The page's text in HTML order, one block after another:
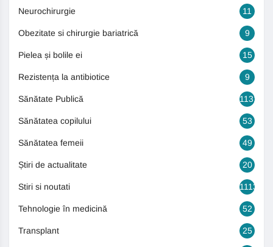
Neurochirurgie 11
Obezitate si chirurgie bariatrică 9
Pielea și bolile ei 15
Rezistența la antibiotice 9
Sănătate Publică 1131
Sănătatea copilului 53
Sănătatea femeii 49
Știri de actualitate 20
Stiri si noutati 1113
Tehnologie în medicină 52
Transplant 25